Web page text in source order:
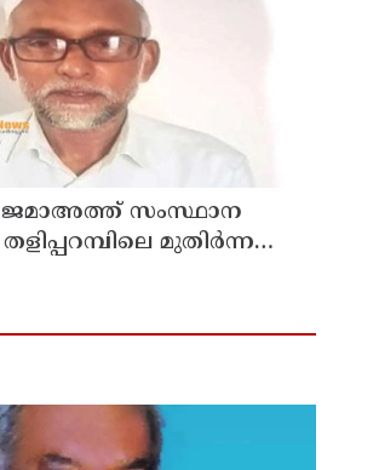
ജമാഅത്ത് സംസ്ഥാന
മുതിർന്ന